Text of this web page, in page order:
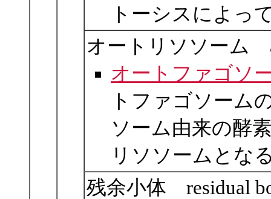
トーシスによっ
オートリソソーム
オートファゴソ
トファゴソーム
ソーム由来の酵
リソソームとな
残余小体 residual